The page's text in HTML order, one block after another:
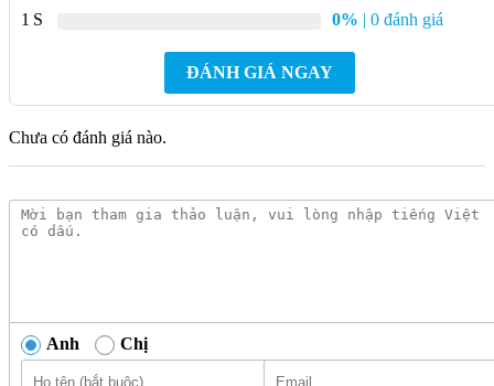
Người dùng dễ dàng lắp đặt và vệ sinh, tiết kiệm thời gian
trong quá trình sử dụng hằng ngày.
Sản phẩm không chỉ phục vụ nhu cầu soi chiếu mà còn
và che đi những khuyết điểm trên tường.
1
0% | 0 đánh giá
ĐÁNH GIÁ NGAY
Chưa có đánh giá nào.
Anh Chị